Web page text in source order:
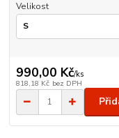
Velikost
990,00 Kč/ks
818,18 Kč bez DPH